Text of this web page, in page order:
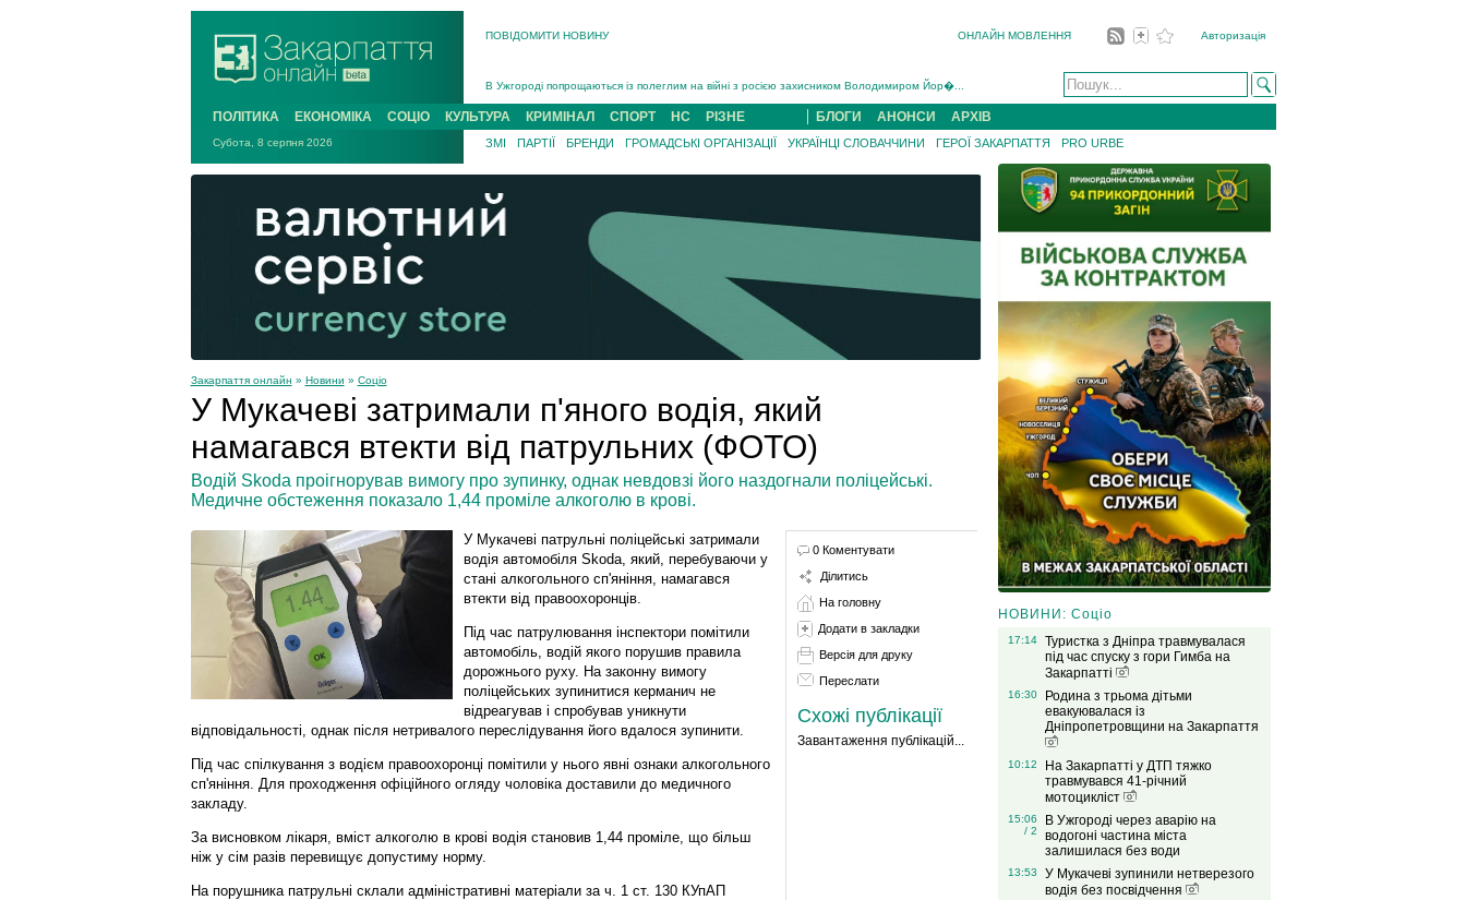
ПОВІДОМИТИ НОВИНУ ОНЛАЙН МОВЛЕННЯ Авторизація
В Ужгороді попрощаються із полеглим на війні з росією захисником Володимиром Йор�...
В Ужгороді 5 серпня попрощаються із захисником Богданом Югасом, який два роки �...
Підтвердили загибель захисника із Нанкова на Хустщині Юліана Гербея (ФОТО)[/gree...
На війні з рф поліг військовий з Виноградова Ігнат Роздяловський (ФОТО)...
На Хустщині внаслідок ДТП за участі трьох авто постраждали 13 людей (ФОТО)...
Інструктора районного ТЦК на Закарпатті судитимуть за обвинувачен...
ПОЛІТИКА ЕКОНОМІКА СОЦІО КУЛЬТУРА КРИМІНАЛ СПОРТ НС РІЗНЕ БЛОГИ АНОНСИ АРХІВ
Субота, 8 серпня 2026 ЗМІ ПАРТІЇ БРЕНДИ ГРОМАДСЬКІ ОРГАНІЗАЦІЇ УКРАЇНЦІ СЛОВАЧЧИНИ ГЕРОЇ ЗАКАРПАТТЯ PRO URBE
Закарпаття онлайн » Новини » Соціо
У Мукачеві затримали п'яного водія, який
намагався втекти від патрульних (ФОТО)
Водій Skoda проігнорував вимогу про зупинку, однак невдовзі його наздогнали поліцейські.
Медичне обстеження показало 1,44 проміле алкоголю в крові.
У Мукачеві патрульні поліцейські затримали
водія автомобіля Skoda, який, перебуваючи у
стані алкогольного сп'яніння, намагався
втекти від правоохоронців.
Під час патрулювання інспектори помітили
автомобіль, водій якого порушив правила
дорожнього руху. На законну вимогу
поліцейських зупинитися керманич не
відреагував і спробував уникнути
відповідальності, однак після нетривалого переслідування його вдалося зупинити.
Під час спілкування з водієм правоохоронці помітили у нього явні ознаки алкогольного
сп'яніння. Для проходження офіційного огляду чоловіка доставили до медичного
закладу.
За висновком лікаря, вміст алкоголю в крові водія становив 1,44 проміле, що більш
ніж у сім разів перевищує допустиму норму.
На порушника патрульні склали адміністративні матеріали за ч. 1 ст. 130 КУпАП
0 Коментувати
Ділитись
На головну
Додати в закладки
Версія для друку
Переслати
Схожі публікації
Завантаження публікацій...
НОВИНИ: Соціо
17:14
Туристка з Дніпра травмувалася
під час спуску з гори Гимба на
Закарпатті
16:30
Родина з трьома дітьми
евакуювалася із
Дніпропетровщини на Закарпаття
10:12
На Закарпатті у ДТП тяжко
травмувався 41-річний
мотоцикліст
15:06
/ 2
В Ужгороді через аварію на
водогоні частина міста
залишилася без води
13:53
У Мукачеві зупинили нетверезого
водія без посвідчення